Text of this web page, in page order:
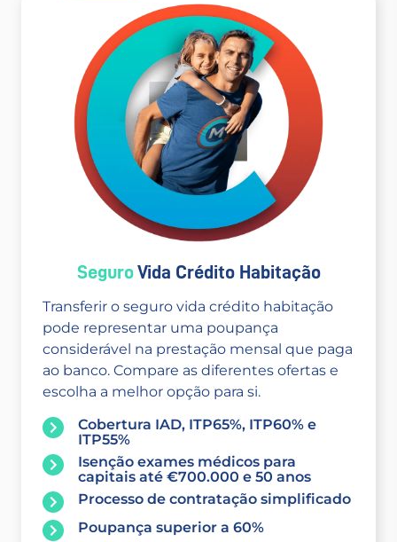
SeguroVida Crédito Habitação
Transferir o seguro vida crédito habitação
pode representar uma poupança
considerável na prestação mensal que paga
ao banco. Compare as diferentes ofertas e
escolha a melhor opção para si.
Cobertura IAD, ITP65%, ITP60% e
ITP55%
Isenção exames médicos para
capitais até €700.000 e 50 anos
Processo de contratação simplificado
Poupança superior a 60%